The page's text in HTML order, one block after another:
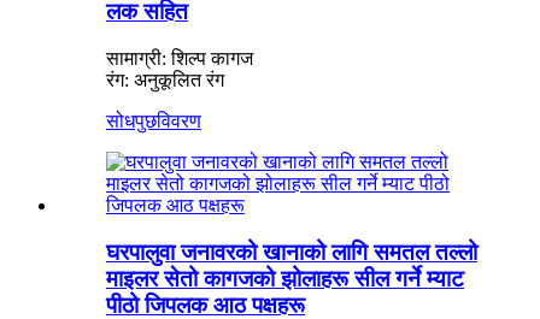
लक सहित
सामाग्री: शिल्प कागज
रंग: अनुकूलित रंग
सोधपुछविवरण
घरपालुवा जनावरको खानाको लागि समतल तल्लो
माइलर सेतो कागजको झोलाहरू सील गर्ने म्याट
पीठो जिपलक आठ पक्षहरू